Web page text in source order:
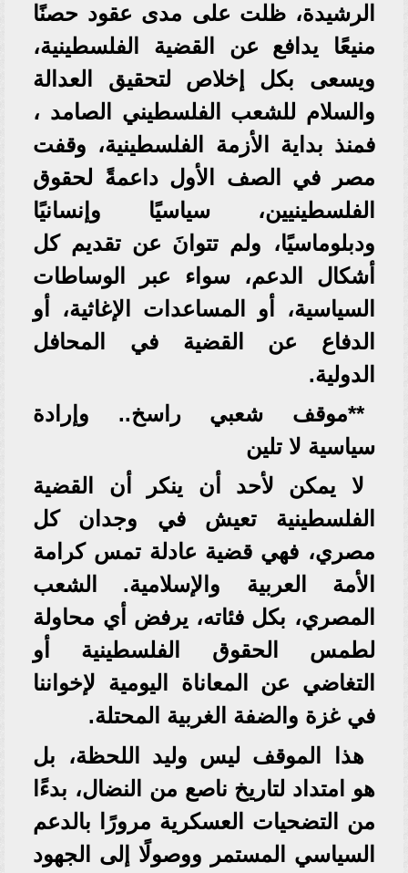
الرشيدة، ظلت على مدى عقود حصنًا
منيعًا يدافع عن القضية الفلسطينية،
ويسعى بكل إخلاص لتحقيق العدالة
والسلام للشعب الفلسطيني الصامد ،
فمنذ بداية الأزمة الفلسطينية، وقفت
مصر في الصف الأول داعمةً لحقوق
الفلسطينيين، سياسيًا وإنسانيًا
ودبلوماسيًا، ولم تتوانَ عن تقديم كل
أشكال الدعم، سواء عبر الوساطات
السياسية، أو المساعدات الإغاثية، أو
الدفاع عن القضية في المحافل
الدولية.
**موقف شعبي راسخ.. وإرادة
سياسية لا تلين
لا يمكن لأحد أن ينكر أن القضية
الفلسطينية تعيش في وجدان كل
مصري، فهي قضية عادلة تمس كرامة
الأمة العربية والإسلامية. الشعب
المصري، بكل فئاته، يرفض أي محاولة
لطمس الحقوق الفلسطينية أو
التغاضي عن المعاناة اليومية لإخواننا
في غزة والضفة الغربية المحتلة.
هذا الموقف ليس وليد اللحظة، بل
هو امتداد لتاريخ ناصع من النضال، بدءًا
من التضحيات العسكرية مرورًا بالدعم
السياسي المستمر ووصولًا إلى الجهود